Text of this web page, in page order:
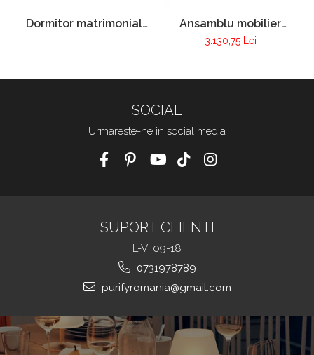
Dormitor matrimonial
Ansamblu mobilier
bucatarie LINE
3.130,75 Lei
SOCIAL
Urmareste-ne in social media
SUPORT CLIENTI
L-V: 09-18
0731978789
purifyromania@gmail.com